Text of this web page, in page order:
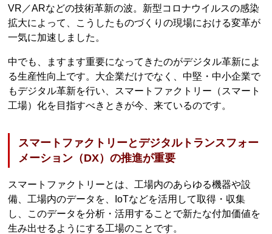
VR／ARなどの技術革新の波。新型コロナウイルスの感染
拡大によって、こうしたものづくりの現場における変革が
一気に加速しました。
中でも、ますます重要になってきたのがデジタル革新によ
る生産性向上です。大企業だけでなく、中堅・中小企業で
もデジタル革新を行い、スマートファクトリー（スマート
工場）化を目指すべきときが今、来ているのです。
スマートファクトリーとデジタルトランスフォー
メーション（DX）の推進が重要
スマートファクトリーとは、工場内のあらゆる機器や設
備、工場内のデータを、IoTなどを活用して取得・収集
し、このデータを分析・活用することで新たな付加価値を
生み出せるようにする工場のことです。